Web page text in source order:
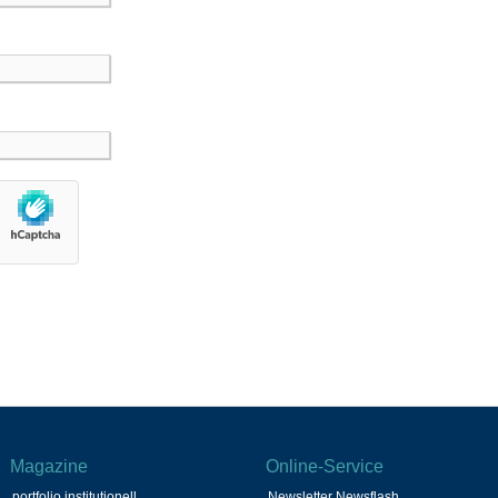
Magazine Online-Service